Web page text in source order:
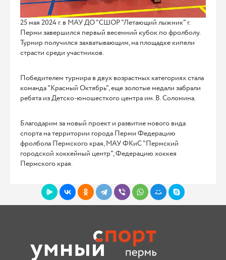
25 мая 2024 г. в МАУ ДО "СШОР "Летающий лыжник" г.
Перми завершился первый весенний кубок по фролболу.
Турнир получился захватывающим, на площадке кипели
страсти среди участников.
Победителем турнира в двух возрастных категориях стала
команда "Красный Октябрь", еще золотые медали забрали
ребята из Детско-юношесткого центра им. В. Соломина.
Благодарим за новый проект и развитие нового вида
спорта на территории города Перми Федерацию
фролбола Пермского края, МАУ ФКиС "Пермский
городской хоккейный центр", Федерацию хоккея
Пермского края.